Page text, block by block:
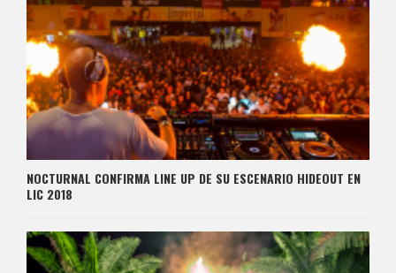
NOCTURNAL CONFIRMA LINE UP DE SU ESCENARIO HIDEOUT EN
LIC 2018